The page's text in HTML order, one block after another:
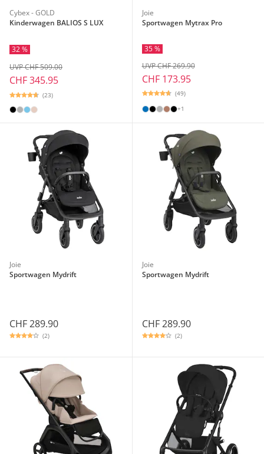
Cybex - GOLD
Kinderwagen BALIOS S LUX
32 %
CHF 345.95
UVP CHF 509.00
(23)
Joie
Sportwagen Mytrax Pro
35 %
CHF 173.95
UVP CHF 269.90
(49)
+1
Joie
Sportwagen Mydrift
CHF 289.90
(2)
Joie
Sportwagen Mydrift
CHF 289.90
(2)